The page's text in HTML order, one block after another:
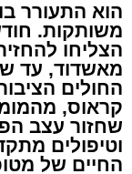
הוא התעורר
משותקות.
הצליחו
מאשדוד, עד
החולים
קראוס,
שחזור עצב
וטיפולים
החיים של